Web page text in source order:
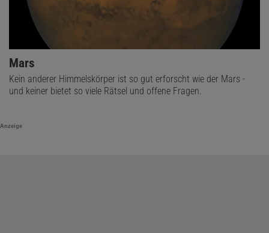
Mars
Kein anderer Himmelskörper ist so gut erforscht wie der Mars -
und keiner bietet so viele Rätsel und offene Fragen.
Anzeige